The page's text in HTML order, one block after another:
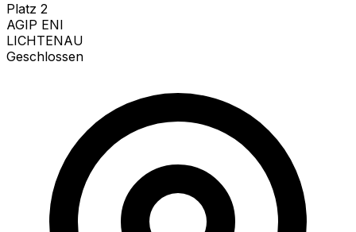
Platz 2
AGIP ENI
LICHTENAU
Geschlossen